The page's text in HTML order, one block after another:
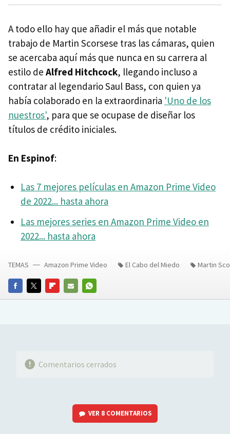
A todo ello hay que añadir el más que notable
trabajo de Martin Scorsese tras las cámaras, quien
se acercaba aquí más que nunca en su carrera al
estilo de Alfred Hitchcock, llegando incluso a
contratar al legendario Saul Bass, con quien ya
había colaborado en la extraordinaria 'Uno de los
nuestros', para que se ocupase de diseñar los
títulos de crédito iniciales.
En Espinof:
Las 7 mejores películas en Amazon Prime Video
de 2022... hasta ahora
Las mejores series en Amazon Prime Video en
2022... hasta ahora
FACEBOOKTWITTERFLIPBOARD
E-
WHATSAPP
TEMAS Amazon Prime Video El Cabo del Miedo Martin
Comentarios cerrados
VER 8 COMENTARIOS